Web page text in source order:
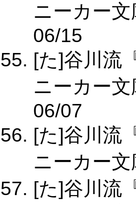
ニーカー
06/15
[た]谷川流
ニーカー
06/07
[た]谷川流
ニーカー
[た]谷川流